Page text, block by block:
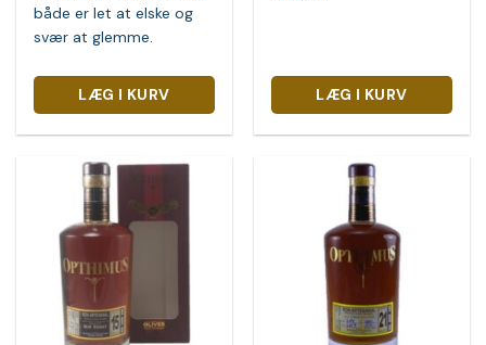
både er let at elske og
svær at glemme.
LÆG I KURV LÆG I KURV